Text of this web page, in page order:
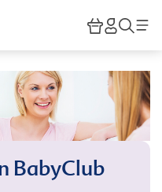
HiPP
BabyClub